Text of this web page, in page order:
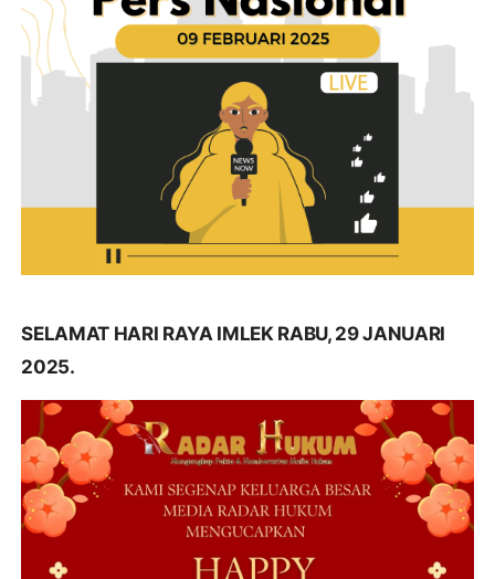
SELAMAT HARI RAYA IMLEK RABU, 29 JANUARI
2025.